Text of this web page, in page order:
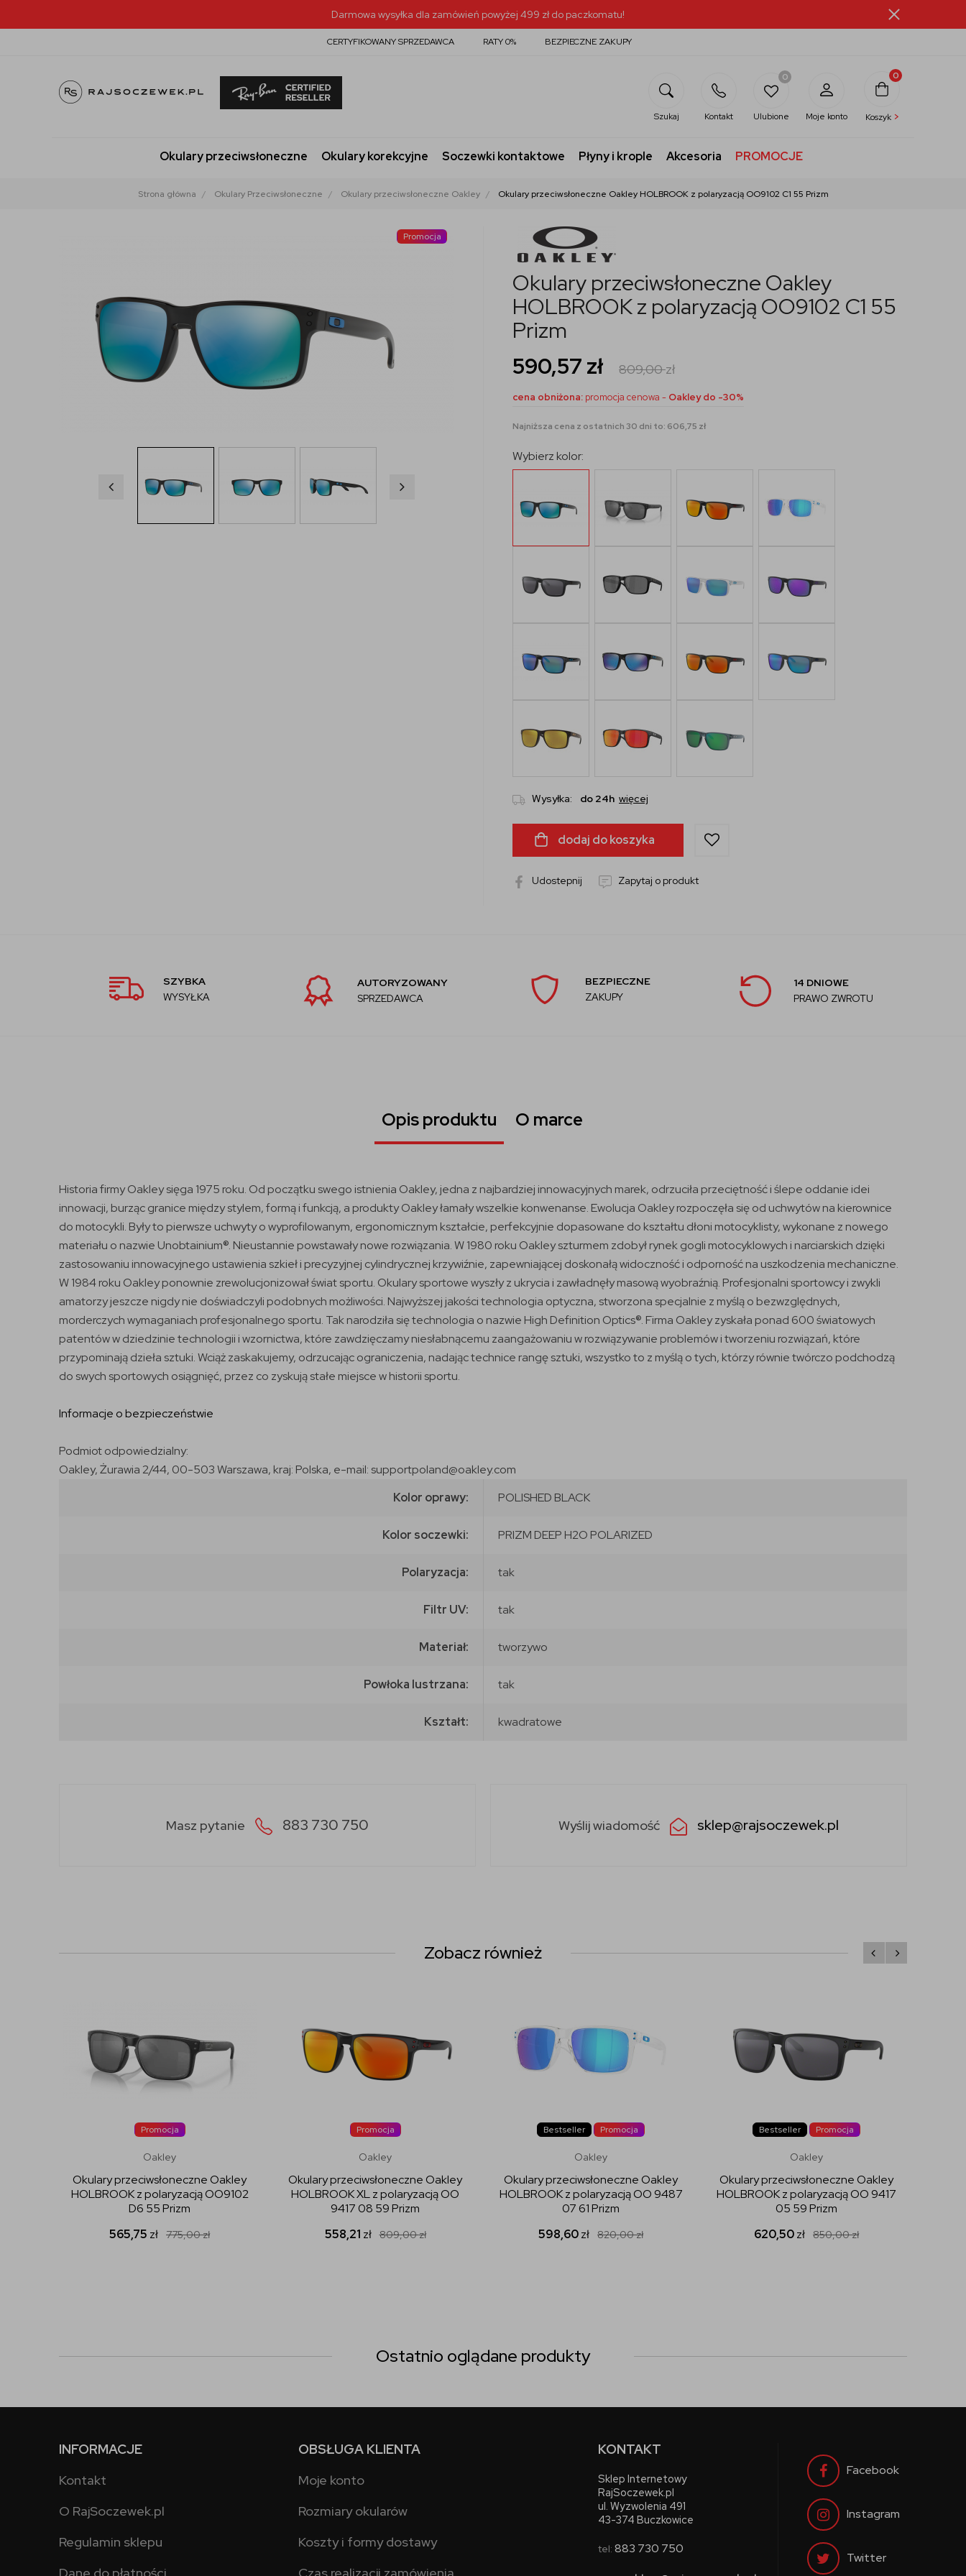
Darmowa wysyłka dla zamówień powyżej 499 zł do paczkomatu!
CERTYFIKOWANY SPRZEDAWCA RATY 0% BEZPIECZNE ZAKUPY
Szukaj Kontakt
0
Ulubione Moje konto
0
Koszyk >
Okulary przeciwsłoneczne Okulary korekcyjne Soczewki kontaktowe Płyny i krople Akcesoria PROMOCJE
Strona główna Okulary Przeciwsłoneczne Okulary przeciwsłoneczne Oakley Okulary przeciwsłoneczne Oakley HOLBROOK z polaryzacją OO9102 C1 55 Prizm
Promocja
Okulary przeciwsłoneczne Oakley
HOLBROOK z polaryzacją OO9102 C1 55
Prizm
590,57 zł 809,00zł
cena obniżona: promocja cenowa - Oakley do -30%
Najniższa cena z ostatnich 30 dni to: 606,75 zł
Wybierz kolor:
Wysyłka: do 24h więcej
dodaj do koszyka
Udostepnij Zapytaj o produkt
SZYBKA
WYSYŁKA
AUTORYZOWANY
SPRZEDAWCA
BEZPIECZNE
ZAKUPY
14 DNIOWE
PRAWO ZWROTU
Opis produktu O marce
Historia firmy Oakley sięga 1975 roku. Od początku swego istnienia Oakley, jedna z najbardziej innowacyjnych marek, odrzuciła przeciętność i ślepe oddanie idei
innowacji, burząc granice między stylem, formą i funkcją, a produkty Oakley łamały wszelkie konwenanse. Ewolucja Oakley rozpoczęła się od uchwytów na kierownice
do motocykli. Były to pierwsze uchwyty o wyprofilowanym, ergonomicznym kształcie, perfekcyjnie dopasowane do kształtu dłoni motocyklisty, wykonane z nowego
materiału o nazwie Unobtainium®. Nieustannie powstawały nowe rozwiązania. W 1980 roku Oakley szturmem zdobył rynek gogli motocyklowych i narciarskich dzięki
zastosowaniu innowacyjnego ustawienia szkieł i precyzyjnej cylindrycznej krzywiźnie, zapewniającej doskonałą widoczność i odporność na uszkodzenia mechaniczne.
W 1984 roku Oakley ponownie zrewolucjonizował świat sportu. Okulary sportowe wyszły z ukrycia i zawładnęły masową wyobraźnią. Profesjonalni sportowcy i zwykli
amatorzy jeszcze nigdy nie doświadczyli podobnych możliwości. Najwyższej jakości technologia optyczna, stworzona specjalnie z myślą o bezwzględnych,
morderczych wymaganiach profesjonalnego sportu. Tak narodziła się technologia o nazwie High Definition Optics®. Firma Oakley zyskała ponad 600 światowych
patentów w dziedzinie technologii i wzornictwa, które zawdzięczamy niesłabnącemu zaangażowaniu w rozwiązywanie problemów i tworzeniu rozwiązań, które
przypominają dzieła sztuki. Wciąż zaskakujemy, odrzucając ograniczenia, nadając technice rangę sztuki, wszystko to z myślą o tych, którzy równie twórczo podchodzą
do swych sportowych osiągnięć, przez co zyskują stałe miejsce w historii sportu.
Informacje o bezpieczeństwie
Podmiot odpowiedzialny:
Oakley, Żurawia 2/44, 00-503 Warszawa, kraj: Polska, e-mail: supportpoland@oakley.com
Kolor oprawy:
POLISHED BLACK
Kolor soczewki: PRIZM DEEP H2O POLARIZED
Polaryzacja: tak
Filtr UV: tak
Materiał: tworzywo
Powłoka lustrzana: tak
Kształt: kwadratowe
Masz pytanie 883 730 750 Wyślij wiadomość sklep@rajsoczewek.pl
Zobacz również
Promocja
Oakley
Okulary przeciwsłoneczne Oakley
HOLBROOK z polaryzacją OO9102
D6 55 Prizm
565,75 zł 775,00zł
Promocja
Oakley
Okulary przeciwsłoneczne Oakley
HOLBROOK XL z polaryzacją OO
9417 08 59 Prizm
558,21 zł 809,00zł
Bestseller Promocja
Oakley
Okulary przeciwsłoneczne Oakley
HOLBROOK z polaryzacją OO 9487
07 61 Prizm
598,60zł 820,00zł
Bestseller Promocja
Oakley
Okulary przeciwsłoneczne Oakley
HOLBROOK z polaryzacją OO 9417
05 59 Prizm
620,50zł 850,00zł
Ostatnio oglądane produkty
INFORMACJE
Kontakt
O RajSoczewek.pl
Regulamin sklepu
Dane do płatności
OBSŁUGA KLIENTA
Moje konto
Rozmiary okularów
Koszty i formy dostawy
Czas realizacji zamówienia
KONTAKT
Sklep Internetowy
RajSoczewek.pl
ul. Wyzwolenia 491
43-374 Buczkowice
tel: 883 730 750
Facebook
Instagram
Twitter